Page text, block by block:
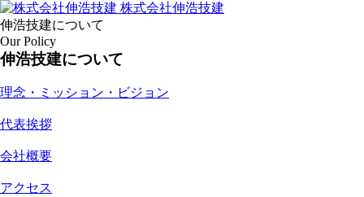
株式会社伸浩技建
伸浩技建について
Our Policy
伸浩技建について
理念・ミッション・ビジョン
代表挨拶
会社概要
アクセス